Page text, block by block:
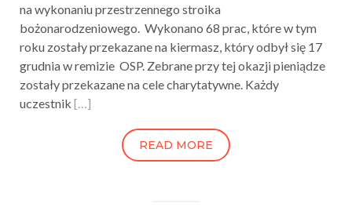
na wykonaniu przestrzennego stroika
bożonarodzeniowego. Wykonano 68 prac, które w tym
roku zostały przekazane na kiermasz, który odbył się 17
grudnia w remizie OSP. Zebrane przy tej okazji pieniądze
zostały przekazane na cele charytatywne. Każdy
uczestnik […]
READ MORE